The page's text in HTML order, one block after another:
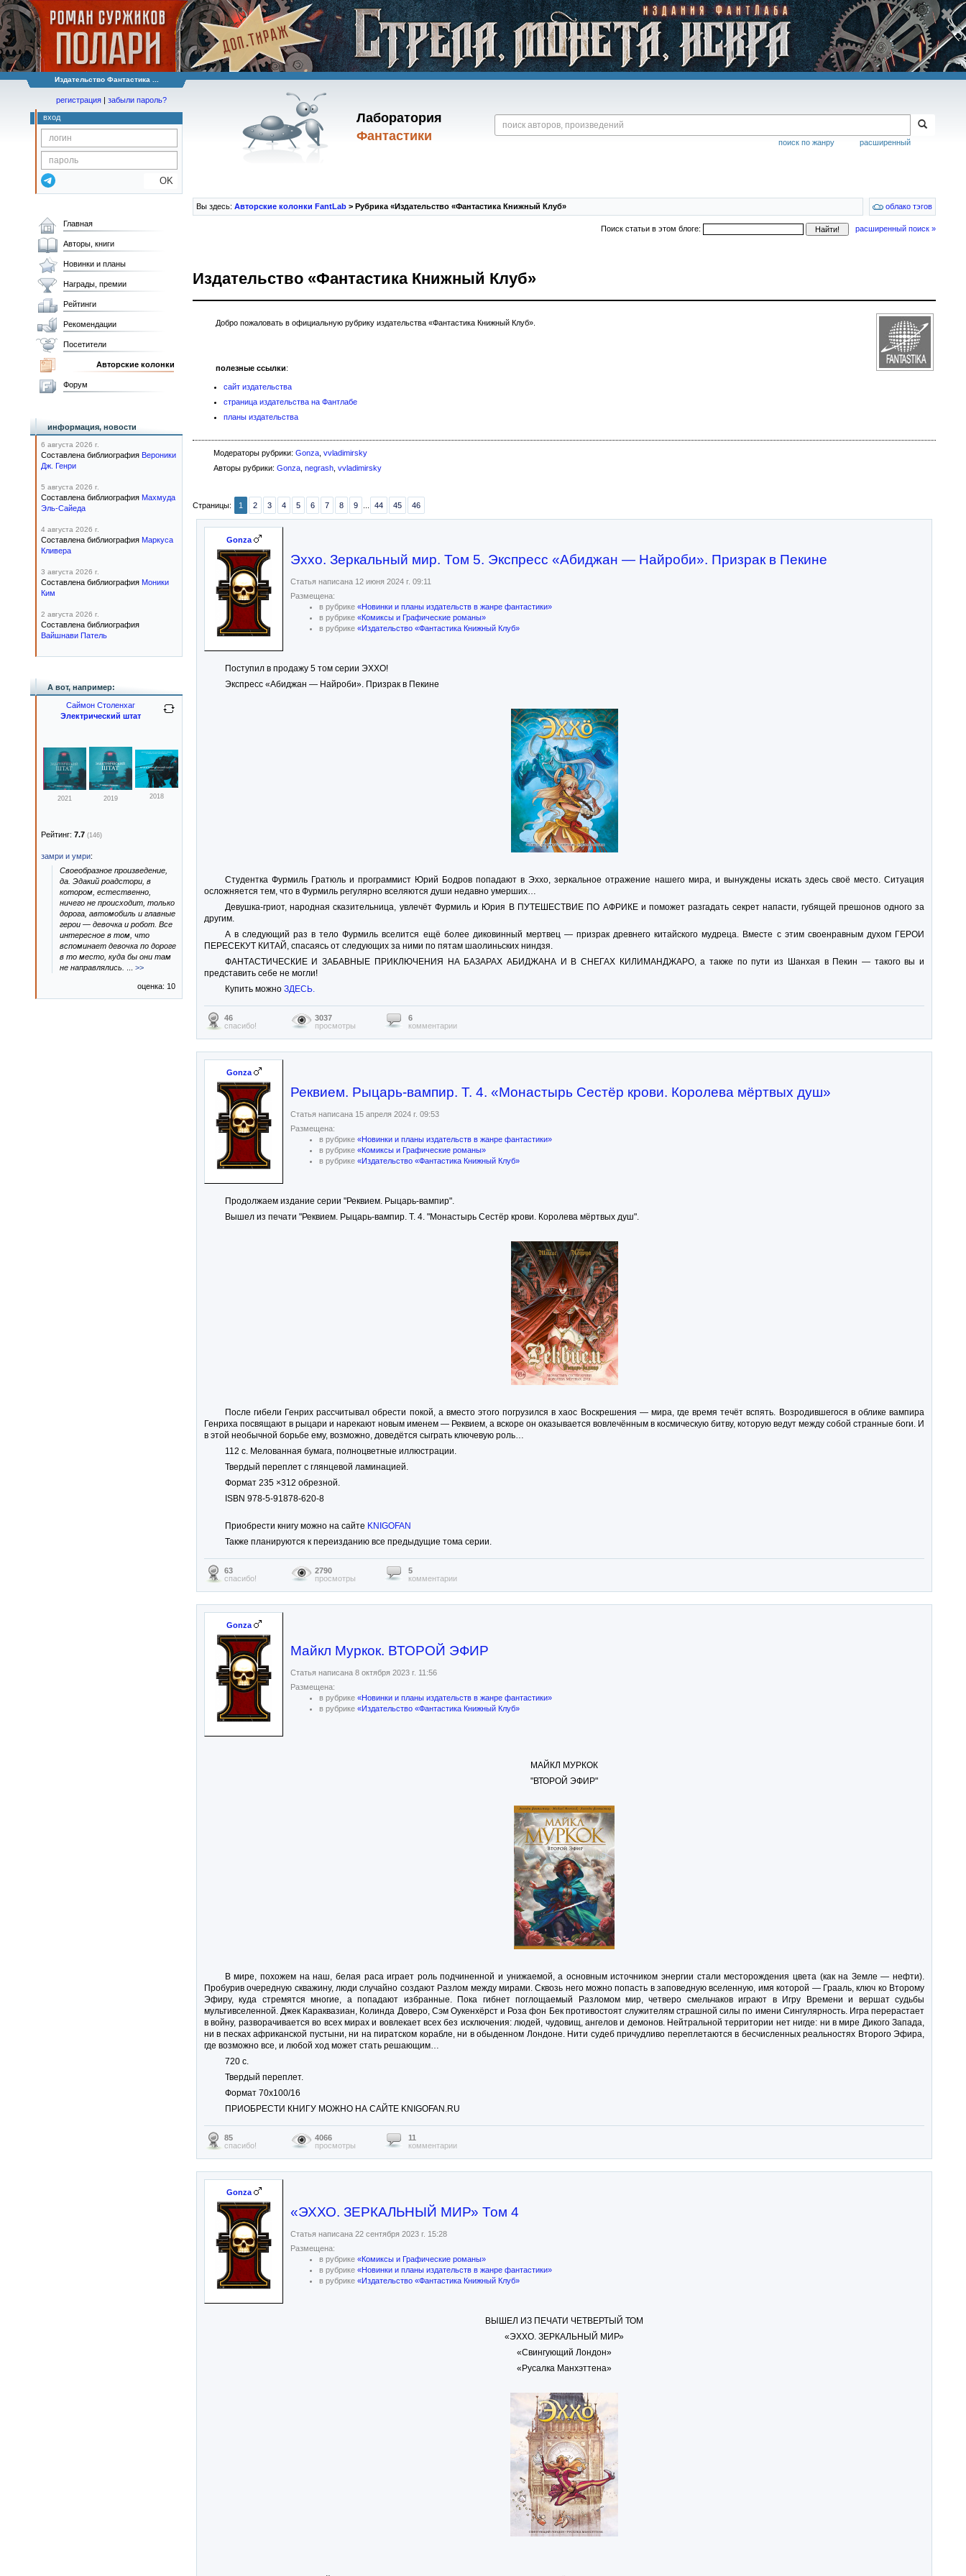
Издательство Фантастика ...
Лаборатория
Фантастики
расширенный
поиск по жанру
регистрация | забыли пароль?
вход
OK
Вы здесь: Авторские колонки FantLab > Рубрика «Издательство «Фантастика Книжный Клуб» облако тэгов
Поиск статьи в этом блоге: расширенный поиск »
Издательство «Фантастика Книжный Клуб»
Добро пожаловать в официальную рубрику издательства «Фантастика Книжный Клуб».
полезные ссылки:
сайт издательства
страница издательства на Фантлабе
планы издательства
Модераторы рубрики: Gonza, vvladimirsky
Авторы рубрики: Gonza, negrash, vvladimirsky
Страницы: 1 2 3 4 5 6 7 8 9 44 45 46
Gonza
Эххо. Зеркальный мир. Том 5. Экспресс «Абиджан — Найроби». Призрак в Пекине
Статья написана 12 июня 2024 г. 09:11
Размещена:
в рубрике «Новинки и планы издательств в жанре фантастики»
в рубрике «Комиксы и Графические романы»
в рубрике «Издательство «Фантастика Книжный Клуб»
Поступил в продажу 5 том серии ЭХХО!
Экспресс «Абиджан — Найроби». Призрак в Пекине
Студентка Фурмиль Гратюль и программист Юрий Бодров попадают в Эххо, зеркальное отражение нашего мира, и вынуждены искать здесь своё место. Ситуация
осложняется тем, что в Фурмиль регулярно вселяются души недавно умерших…
Девушка-гриот, народная сказительница, увлечёт Фурмиль и Юрия В ПУТЕШЕСТВИЕ ПО АФРИКЕ и поможет разгадать секрет напасти, губящей прешонов одного за
другим.
А в следующий раз в тело Фурмиль вселится ещё более диковинный мертвец — призрак древнего китайского мудреца. Вместе с этим своенравным духом ГЕРОИ
ПЕРЕСЕКУТ КИТАЙ, спасаясь от следующих за ними по пятам шаолиньских ниндзя.
ФАНТАСТИЧЕСКИЕ И ЗАБАВНЫЕ ПРИКЛЮЧЕНИЯ НА БАЗАРАХ АБИДЖАНА И В СНЕГАХ КИЛИМАНДЖАРО, а также по пути из Шанхая в Пекин — такого вы и
представить себе не могли!
Купить можно ЗДЕСЬ.
46
спасибо!
3037
просмотры
6
комментарии
Gonza
Реквием. Рыцарь-вампир. Т. 4. «Монастырь Сестёр крови. Королева мёртвых душ»
Статья написана 15 апреля 2024 г. 09:53
Размещена:
в рубрике «Новинки и планы издательств в жанре фантастики»
в рубрике «Комиксы и Графические романы»
в рубрике «Издательство «Фантастика Книжный Клуб»
Продолжаем издание серии "Реквием. Рыцарь-вампир".
Вышел из печати "Реквием. Рыцарь-вампир. Т. 4. "Монастырь Сестёр крови. Королева мёртвых душ".
После гибели Генрих рассчитывал обрести покой, а вместо этого погрузился в хаос Воскрешения — мира, где время течёт вспять. Возродившегося в облике вампира
Генриха посвящают в рыцари и нарекают новым именем — Реквием, а вскоре он оказывается вовлечённым в космическую битву, которую ведут между собой странные боги. И
в этой необычной борьбе ему, возможно, доведётся сыграть ключевую роль…
112 с. Мелованная бумага, полноцветные иллюстрации.
Твердый переплет с глянцевой ламинацией.
Формат 235 ×312 обрезной.
ISBN 978-5-91878-620-8
Приобрести книгу можно на сайте KNIGOFAN
Также планируются к переизданию все предыдущие тома серии.
63
спасибо!
2790
просмотры
5
комментарии
Gonza
Майкл Муркок. ВТОРОЙ ЭФИР
Статья написана 8 октября 2023 г. 11:56
Размещена:
в рубрике «Новинки и планы издательств в жанре фантастики»
в рубрике «Издательство «Фантастика Книжный Клуб»
МАЙКЛ МУРКОК
"ВТОРОЙ ЭФИР"
В мире, похожем на наш, белая раса играет роль подчиненной и унижаемой, а основным источником энергии стали месторождения цвета (как на Земле — нефти).
Пробурив очередную скважину, люди случайно создают Разлом между мирами. Сквозь него можно попасть в заповедную вселенную, имя которой — Грааль, ключ ко Второму
Эфиру, куда стремятся многие, а попадают избранные. Пока гибнет поглощаемый Разломом мир, четверо смельчаков играют в Игру Времени и вершат судьбы
мультивселенной. Джек Караквазиан, Колинда Доверо, Сэм Оукенхёрст и Роза фон Бек противостоят служителям страшной силы по имени Сингулярность. Игра перерастает
в войну, разворачивается во всех мирах и вовлекает всех без исключения: людей, чудовищ, ангелов и демонов. Нейтральной территории нет нигде: ни в мире Дикого Запада,
ни в песках африканской пустыни, ни на пиратском корабле, ни в обыденном Лондоне. Нити судеб причудливо переплетаются в бесчисленных реальностях Второго Эфира,
где возможно все, и любой ход может стать решающим…
720 с.
Твердый переплет.
Формат 70х100/16
ПРИОБРЕСТИ КНИГУ МОЖНО НА САЙТЕ KNIGOFAN.RU
85
спасибо!
4066
просмотры
11
комментарии
Gonza
«ЭХХО. ЗЕРКАЛЬНЫЙ МИР» Том 4
Статья написана 22 сентября 2023 г. 15:28
Размещена:
в рубрике «Комиксы и Графические романы»
в рубрике «Новинки и планы издательств в жанре фантастики»
в рубрике «Издательство «Фантастика Книжный Клуб»
ВЫШЕЛ ИЗ ПЕЧАТИ ЧЕТВЕРТЫЙ ТОМ
«ЭХХО. ЗЕРКАЛЬНЫЙ МИР»
«Свингующий Лондон»
«Русалка Манхэттена»
Главная
Авторы, книги
Новинки и планы
Награды, премии
Рейтинги
Рекомендации
Посетители
Авторские колонки
Форум
информация, новости
6 августа 2026 г.
Составлена библиография Вероники
Дж. Генри
5 августа 2026 г.
Составлена библиография Махмуда
Эль-Сайеда
4 августа 2026 г.
Составлена библиография Маркуса
Кливера
3 августа 2026 г.
Составлена библиография Моники
Ким
2 августа 2026 г.
Составлена библиография
Вайшнави Патель
А вот, например:
Саймон Столенхаг
Электрический штат
2021 2019 2018
Рейтинг: 7.7 (146)
замри и умри:
Своеобразное произведение,
да. Эдакий роадстори, в
котором, естественно,
ничего не происходит, только
дорога, автомобиль и главные
герои — девочка и робот. Все
интересное в том, что
вспоминает девочка по дороге
в то место, куда бы они там
не направлялись.
>>
оценка: 10